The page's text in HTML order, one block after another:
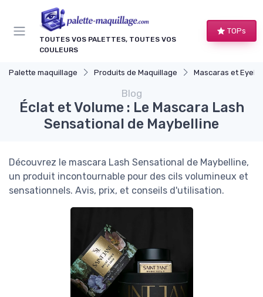
TOUTES VOS PALETTES, TOUTES VOS
COULEURS
TOPs
Palette maquillage Produits de Maquillage Mascaras et
Blog
Éclat et Volume : Le Mascara Lash
Sensational de Maybelline
Découvrez le mascara Lash Sensational de Maybelline,
un produit incontournable pour des cils volumineux et
sensationnels. Avis, prix, et conseils d'utilisation.
Panneau de gestion des cookies